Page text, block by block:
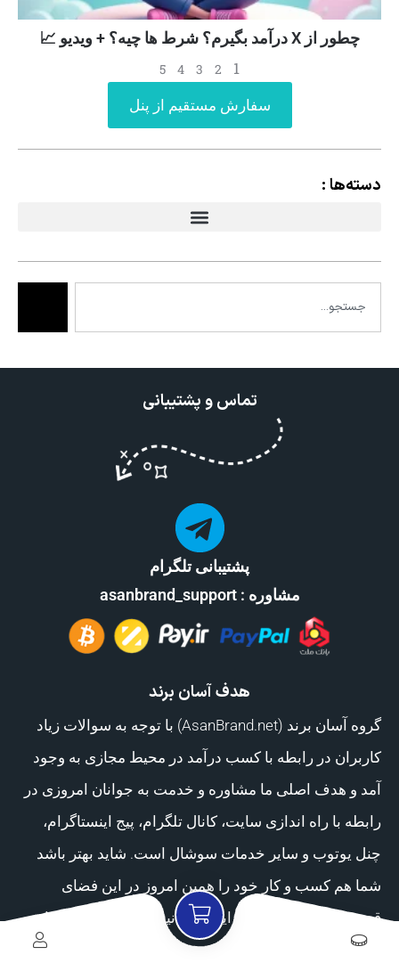
چطور از X درآمد بگیرم؟ شرط ها چیه؟ + ویدیو 📈
1
2
3
4
5
سفارش مستقیم از پنل
دسته‌ها :
تماس و پشتیبانی
پشتیبانی تلگرام
مشاوره : asanbrand_support
هدف آسان برند
گروه آسان برند (AsanBrand.net) با توجه به سوالات زیاد
کاربران در رابطه با کسب درآمد در محیط مجازی به وجود
آمد و هدف اصلی ما مشاوره و خدمت به جوانان امروزی در
رابطه با راه اندازی سایت، کانال تلگرام، پیج اینستاگرام،
چنل یوتوب و سایر خدمات سوشال است. شاید بهتر باشد
شما هم کسب و کار خود را همین امروز در این فضای
قدرتمند راه اندازی کنید. این را بدانید که بزرگترین سرمایه
شما زمان است و ایده هایی در ذهن دارید که گسترش و راه